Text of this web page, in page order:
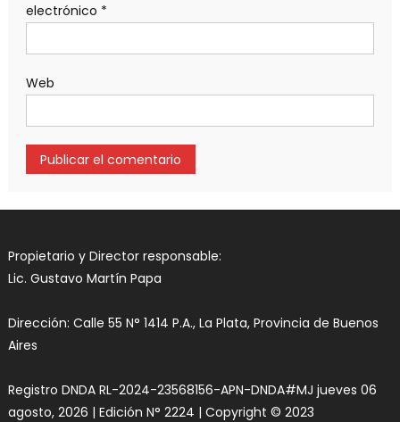
electrónico *
Web
Propietario y Director responsable:
Lic. Gustavo Martín Papa
Dirección: Calle 55 N° 1414 P.A., La Plata, Provincia de Buenos
Aires
Registro DNDA RL-2024-23568156-APN-DNDA#MJ jueves 06
agosto, 2026 | Edición N° 2224 | Copyright © 2023